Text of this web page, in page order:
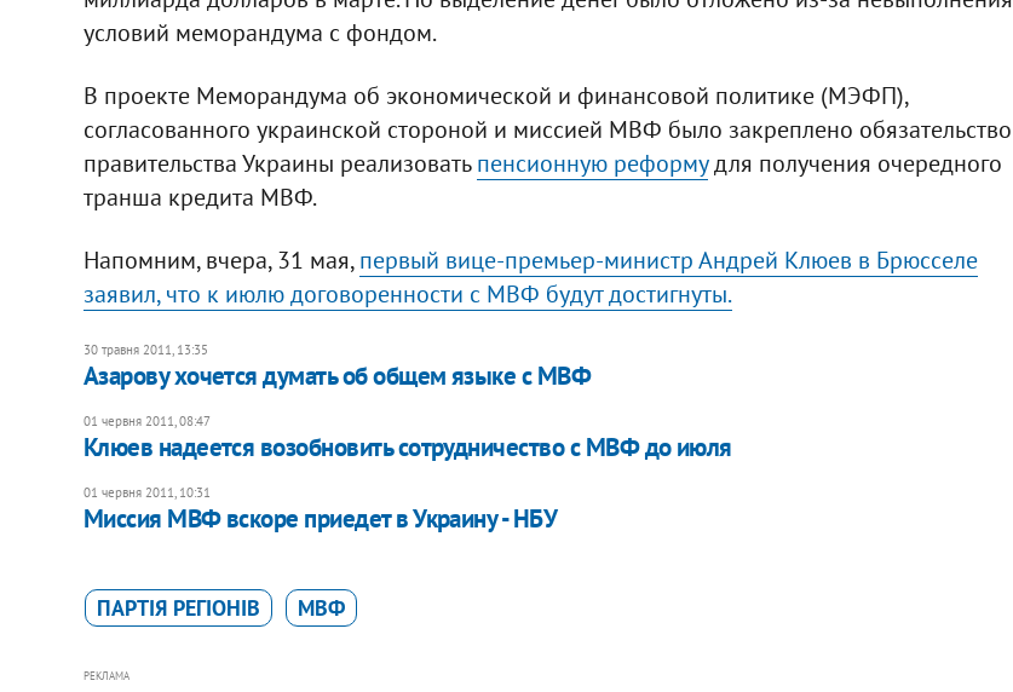
условий меморандума с фондом.
В проекте Меморандума об экономической и финансовой политике (МЭФП),
согласованного украинской стороной и миссией МВФ было закреплено обязательство
правительства Украины реализоватьпенсионную реформудля получения очередного
транша кредита МВФ.
Напомним, вчера, 31 мая,первый вице-премьер-министр Андрей Клюев в Брюсселе
заявил, что к июлю договоренности с МВФ будут достигнуты.
30 травня 2011, 13:35
Азарову хочется думать об общем языке с МВФ
01 червня 2011, 08:47
Клюев надеется возобновить сотрудничество с МВФ до июля
01 червня 2011, 10:31
Миссия МВФ вскоре приедет в Украину - НБУ
ПАРТІЯ РЕГІОНІВ МВФ
РЕКЛАМА